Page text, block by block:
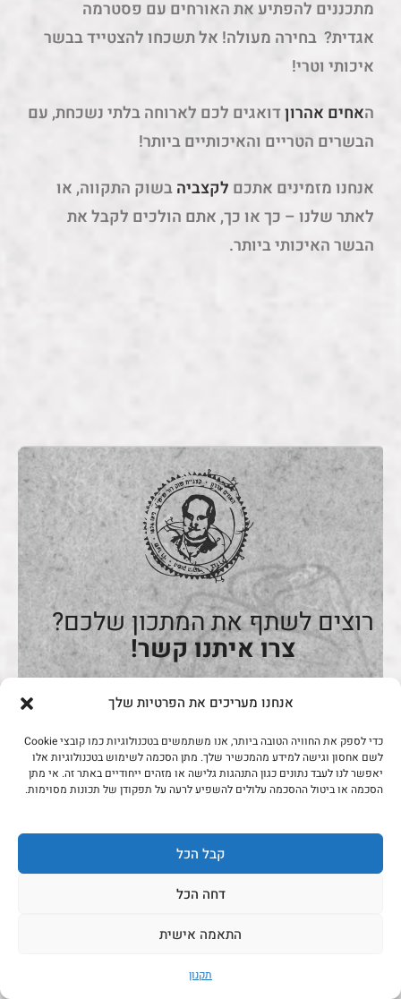
אנחנו מעריכים את הפרטיות שלך
כדי לספק את החוויה הטובה ביותר, אנו משתמשים בטכנולוגיות כמו קובצי Cookie
לשם אחסון וגישה למידע מהמכשיר שלך. מתן הסכמה לשימוש בטכנולוגיות אלו
יאפשר לנו לעבד נתונים כגון התנהגות גלישה או מזהים ייחודיים באתר זה. אי מתן
הסכמה או ביטול ההסכמה עלולים להשפיע לרעה על תפקודן של תכונות מסוימות.
קבל הכל
דחה הכל
התאמה אישית
תקנון
מתכננים להפתיע את האורחים עם פסטרמה
אגדית? בחירה מעולה! אל תשכחו להצטייד בבשר
איכותי וטרי!
האחים אהרוןדואגים לכם לארוחה בלתי נשכחת, עם
הבשרים הטריים והאיכותיים ביותר!
אנחנו מזמינים אתכם לקצביהבשוק התקווה, או
לאתר שלנו – כך או כך, אתם הולכים לקבל את
הבשר האיכותי ביותר.
רוצים לשתף את המתכון שלכם?
צרו איתנו קשר!
בואו נדבר
כתוב חוות דעת
ברוכים הבאים לבית של אוהבי הבשר